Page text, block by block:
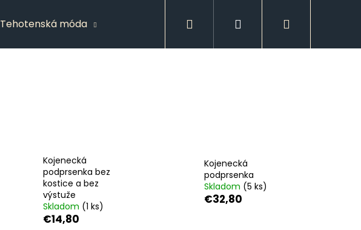
Tehotenská móda Spodná bielizeň
Hľadať Prihlásenie
Kojenecká
podprsenka bez
kostice a bez
výstuže
Skladom (1 ks)
€14,80
Kojenecká
podprsenka
Skladom (5 ks)
€32,80